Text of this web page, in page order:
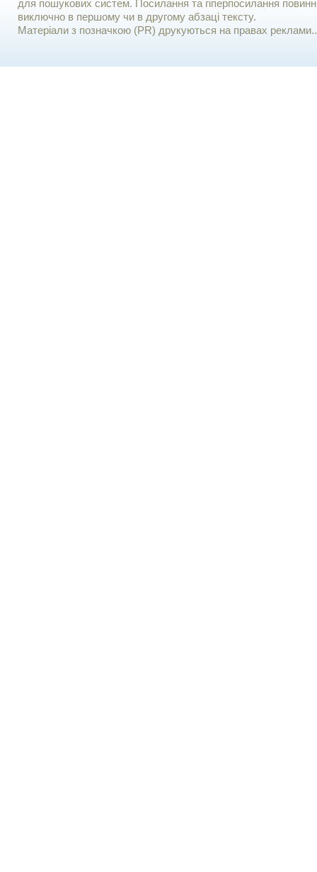
для пошукових систем. Посилання та гіперпосилання
виключно в першому чи в другому абзаці тексту.
Матеріали з позначкою (PR) друкуються на правах реклами..